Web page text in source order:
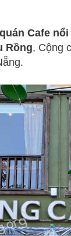
quán Cafe
Rồng, Cộng